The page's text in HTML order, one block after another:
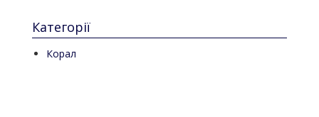
Категорії
Корал